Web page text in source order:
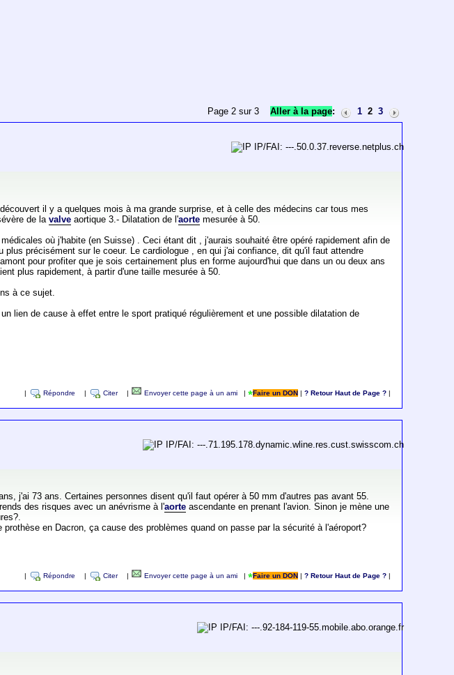
Page 2 sur 3 Aller à la page: 1 2 3
IP/FAI: ---.50.0.37.reverse.netplus.ch
il y a quelques mois à ma grande surprise, et à celle des médecins car tous mes
de lavalve aortique 3.- Dilatation de l'aorte mesurée à 50.
où j'habite (en Suisse) . Ceci étant dit , j'aurais souhaité être opéré rapidement afin de
précisément sur le coeur. Le cardiologue , en qui j'ai confiance, dit qu'il faut attendre
pour profiter que je sois certainement plus en forme aujourd'hui que dans un ou deux ans
plus rapidement, à partir d'une taille mesurée à 50.
à ce sujet.
lien de cause à effet entre le sport pratiqué régulièrement et une possible dilatation de
Répondre Citer Envoyer cette page à un ami| Faire un DON ? Retour Haut de Page ?|
IP/FAI: ---.71.195.178.dynamic.wline.res.cust.swisscom.ch
j'ai 73 ans. Certaines personnes disent qu'il faut opérer à 50 mm d'autres pas avant 55.
des risques avec un anévrisme à l'aorte ascendante en prenant l'avion. Sinon je mène une
en Dacron, ça cause des problèmes quand on passe par la sécurité à l'aéroport?
Répondre Citer Envoyer cette page à un ami| Faire un DON ? Retour Haut de Page ?|
IP/FAI: ---.92-184-119-55.mobile.abo.orange.fr